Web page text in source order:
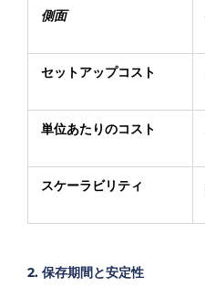
側面
セットアップコスト
単位あたりのコスト
スケーラビリティ
2. 保存期間と安定性